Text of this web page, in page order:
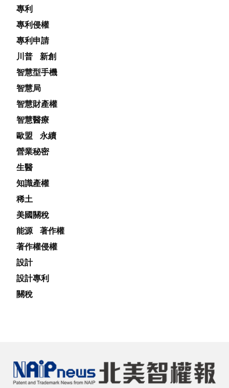
專利
專利侵權
專利申請
川普
新創
智慧型手機
智慧局
智慧財產權
智慧醫療
歐盟
永續
營業秘密
生醫
知識產權
稀土
美國關稅
能源
著作權
著作權侵權
設計
設計專利
關稅